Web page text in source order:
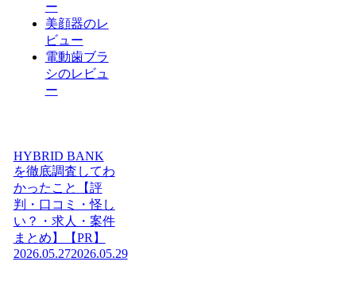
ー
美顔器のレ
ビュー
電動歯ブラ
シのレビュ
ー
HYBRID BANK
を徹底調査してわ
かったこと【評
判・口コミ・怪し
い？・求人・案件
まとめ】【PR】
2026.05.272026.05.29